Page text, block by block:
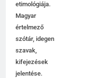
etimológiája.
Magyar
értelmező
szótár, idegen
szavak,
kifejezések
jelentése.